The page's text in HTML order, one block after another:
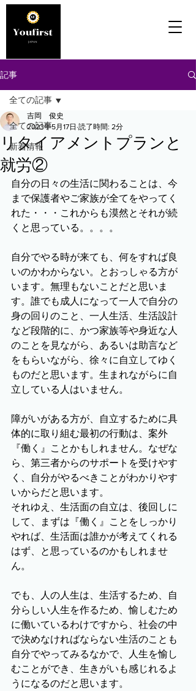
記事
全ての記事
新着情報
全ての記事
リタイアメントプランと
就労②
吉岡 俊史
2023年5月17日 読了時間: 2分
自分の日々の生活に関わることは、今
まで保護者やご家族が全てをやってく
れた・・・これからも漠然とそれが続
くと思っている。。。。
自分でやる時が来ても、何をすれば良
いのかわからない。とおっしゃる方が
います。無理もないことだと思いま
す。誰でも成人になって一人で自分の
身の回りのこと、一人生活、生活設計
など段階的に、かつ家族等や身近な人
のことを見ながら、あるいは助言など
をもらいながら、徐々に自立してゆく
ものだと思います。生まれながらに自
立している人はいません。
障がいがある方が、自立するために具
体的に取り組む最初の行動は、案外
『働く』ことかもしれません。なぜな
ら、第三者からのサポートを受けやす
く、自分がやるべきことがわかりやす
いからだと思います。
それゆえ、生活面の自立は、後回しに
して、まずは『働く』ことをしっかり
やれば、生活面は誰かが考えてくれる
はず、と思っているのかもしれませ
ん。
でも、人の人生は、生活するため、自
分らしい人生を作るため、愉しむため
に働いているわけですから、社会の中
で決めなければならない生活のことも
自分でやってみるなかで、人生を愉し
むことができ、生きがいも感じれるよ
うになるのだと思います。